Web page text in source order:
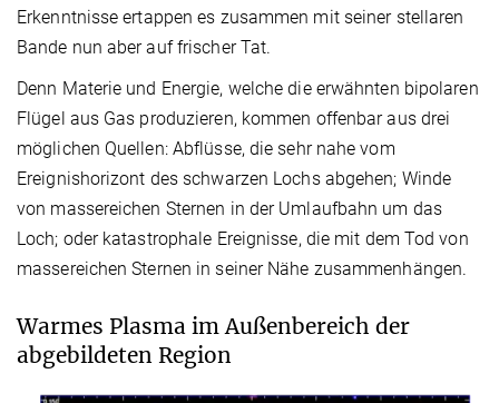
Erkenntnisse ertappen es zusammen mit seiner stellaren
Bande nun aber auf frischer Tat.
Denn Materie und Energie, welche die erwähnten bipolaren
Flügel aus Gas produzieren, kommen offenbar aus drei
möglichen Quellen: Abflüsse, die sehr nahe vom
Ereignishorizont des schwarzen Lochs abgehen; Winde
von massereichen Sternen in der Umlaufbahn um das
Loch; oder katastrophale Ereignisse, die mit dem Tod von
massereichen Sternen in seiner Nähe zusammenhängen.
Warmes Plasma im Außenbereich der
abgebildeten Region